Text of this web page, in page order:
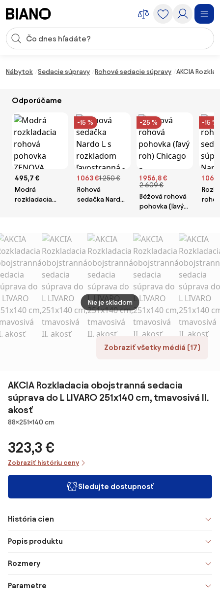
Vstup pre vyhľadávanie
Nábytok Sedacie súpravy Rohové sedacie súpravy AKCIA
Odporúčame
495,7 €
Modrá
rozkladacia
220x140 cm,
obojstranná
-15 %
1 063 €1 250 €
Rohová
sedačka Nardo
Pretty 03
-25 %
1 956,8 €
2 609 €
Béžová rohová
pohovka (ľavý
Design
-15 %
1 063
Zobraziť všetky médiá (17)
Nie je skladom
AKCIA Rozkladacia obojstranná sedacia
súprava do L LIVARO 251x140 cm, tmavosivá II.
akosť
Rozmery
88×251×140 cm
323,3 €
Zobraziť históriu ceny
Sledujte dostupnosť
História cien
Popis produktu
Rozmery
Parametre